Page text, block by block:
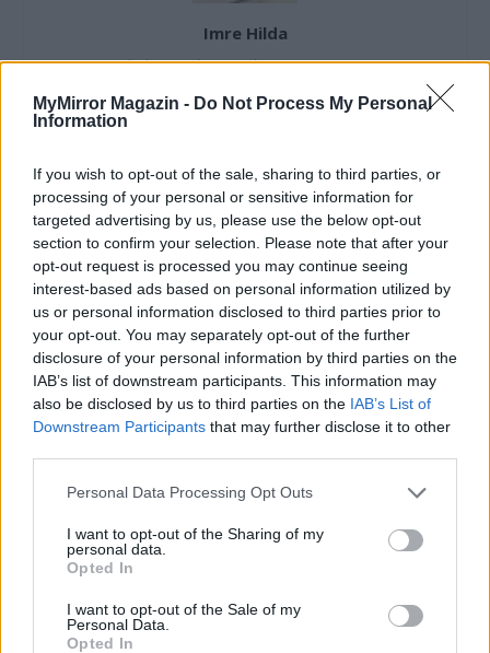
MyMirror Magazin - Do Not Process My Personal
Information
If you wish to opt-out of the sale, sharing to third parties, or
processing of your personal or sensitive information for
targeted advertising by us, please use the below opt-out
section to confirm your selection. Please note that after your
opt-out request is processed you may continue seeing
interest-based ads based on personal information utilized by
us or personal information disclosed to third parties prior to
your opt-out. You may separately opt-out of the further
disclosure of your personal information by third parties on the
IAB’s list of downstream participants. This information may
also be disclosed by us to third parties on the IAB’s List of
Downstream Participants that may further disclose it to other
Personal Data Processing Opt Outs
I want to opt-out of the Sharing of my
personal data.
Opted In
I want to opt-out of the Sale of my
Personal Data.
Opted In
Imre Hilda
Oktatás és nevelés területén dolgozom, de minden
szabadidőmben írok. Szeretek belesni a hétköznapok függönye
mögé és közben keresem az embert, a nőt a jól legyártott álarcok
KAPCSOLÓDÓ CIKKEK TÖBB A SZERZŐTŐL
Megbocsáthatatlan bűnök 3.rész
Megbocsáthatatlan bűnök 2.rész
Megbocsáthatatlan bűnök 1.rész